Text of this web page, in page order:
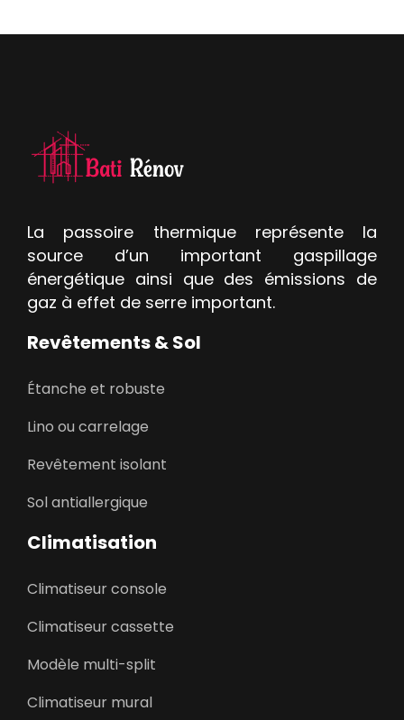
La passoire thermique représente la
source d’un important gaspillage
énergétique ainsi que des émissions de
gaz à effet de serre important.
Revêtements & Sol
Étanche et robuste
Lino ou carrelage
Revêtement isolant
Sol antiallergique
Climatisation
Climatiseur console
Climatiseur cassette
Modèle multi-split
Climatiseur mural